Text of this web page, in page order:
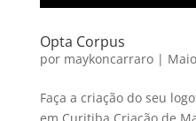
Opta Corpus
por maykoncarraro|
Faça a criação do seu